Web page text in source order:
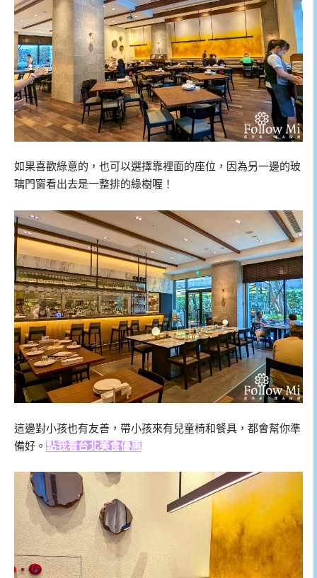
如果喜歡綠意的，也可以選擇靠裡面的座位，因為另一邊的玻
璃門窗看出去是一整排的綠樹喔！
這邊對小孩也有友善，帶小孩來有兒童椅和餐具，都會幫你準
備好。 點我看台北美食優惠